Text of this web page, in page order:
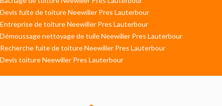
Devis fuite de toiture Neewiller Pres Lauterbour
Entreprise de toiture Neewiller Pres Lauterbour
Démoussage nettoyage de tuile Neewiller Pres Lauterbour
Recherche fuite de toiture Neewiller Pres Lauterbour
Devis toiture Neewiller Pres Lauterbour